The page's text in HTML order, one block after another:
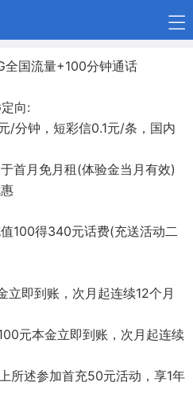
国流量+100分钟通话
向:
/分钟，短彩信0.1元/条，国内
首月免月租(体验金当月有效)
100得340元话费(充送活动二
即到账，次月起连续12个月
元本金立即到账，次月起连续
所述参加首充50元活动，享1年